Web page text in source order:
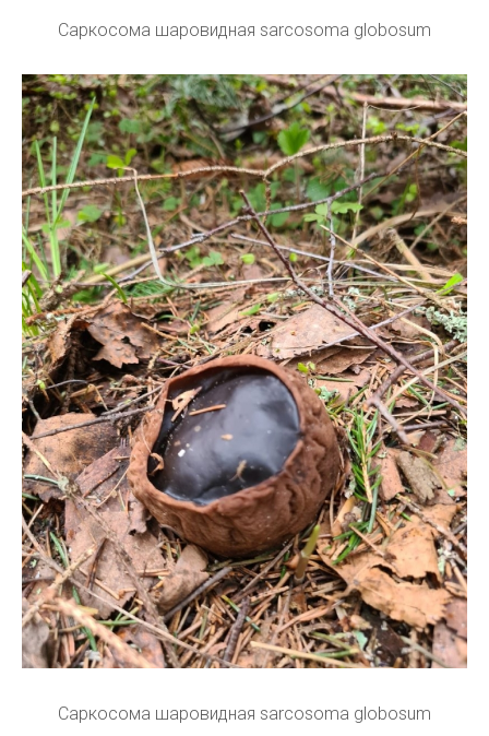
Саркосома шаровидная sarcosoma globosum
Саркосома шаровидная sarcosoma globosum